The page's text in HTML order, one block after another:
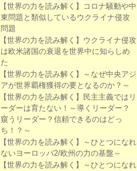
【世界の力を読み解く】コロナ騒動や中
東問題と類似しているウクライナ侵攻
問題
【世界の力を読み解く】ウクライナ侵攻
は欧米諸国の衰退を世界中に知らしめ
た
【世界の力を読み解く】～なぜ中央アジ
アが世界覇権獲得の要となるのか？～
【世界の力を読み解く】民主主義ではリ
ーダーは育たない！～導くリーダー？
窺うリーダー？信頼できるのはどっ
ち！？～
【世界の力を読み解く】～ひとつになれ
ないヨーロッパ2/欧州の力の基盤～
【世界の力を読み解く】～ひとつになれ